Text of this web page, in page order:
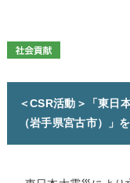
＜CSR活動＞「東日
（岩手県宮古市）」